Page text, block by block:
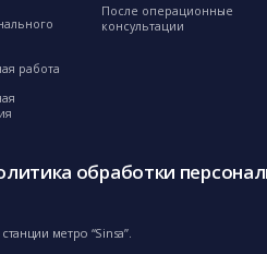
работа
После операционные
консультации
обработки
метро “Sinsa”.